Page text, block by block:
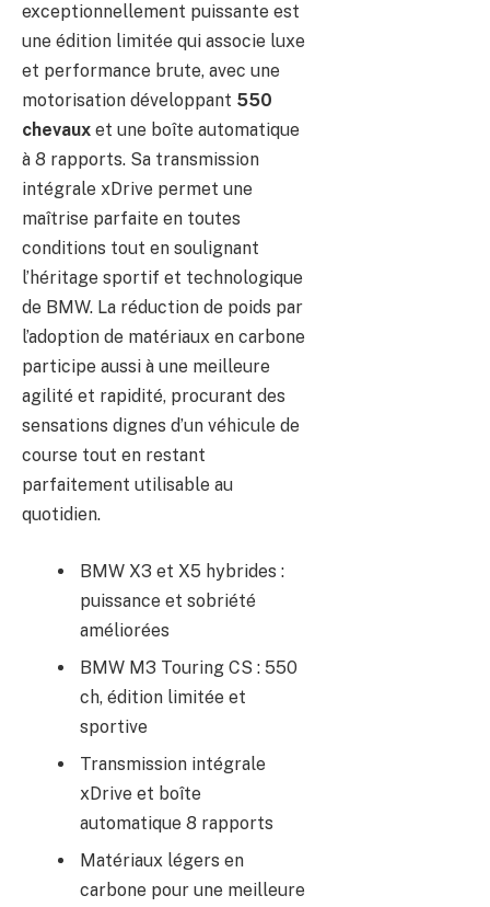
exceptionnellement puissante est
une édition limitée qui associe luxe
et performance brute, avec une
motorisation développant 550
chevaux et une boîte automatique
à 8 rapports. Sa transmission
intégrale xDrive permet une
maîtrise parfaite en toutes
conditions tout en soulignant
l’héritage sportif et technologique
de BMW. La réduction de poids par
l’adoption de matériaux en carbone
participe aussi à une meilleure
agilité et rapidité, procurant des
sensations dignes d’un véhicule de
course tout en restant
parfaitement utilisable au
quotidien.
BMW X3 et X5 hybrides :
puissance et sobriété
améliorées
BMW M3 Touring CS : 550
ch, édition limitée et
sportive
Transmission intégrale
xDrive et boîte
automatique 8 rapports
Matériaux légers en
carbone pour une meilleure